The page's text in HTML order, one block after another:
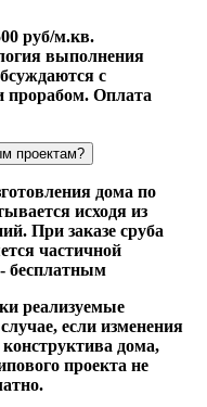
руб/м.кв.
выполнения
с
прорабом. Оплата
проектам?
дома по
исходя из
При заказе сруба
частичной
- бесплатным
реализуемые
если изменения
конструктива дома,
проекта не